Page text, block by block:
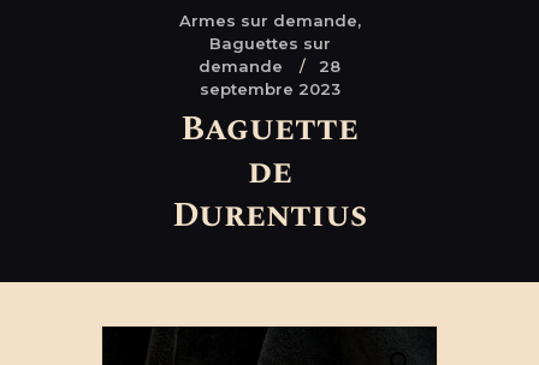
Armes sur demande,
Baguettes sur
demande
28
septembre 2023
Baguette
de
Durentius